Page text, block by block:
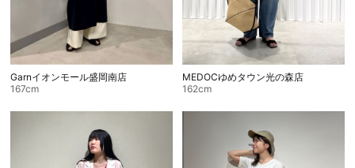
Garnイオンモール盛岡南店
167cm
MEDOCゆめタウン光の森店
162cm